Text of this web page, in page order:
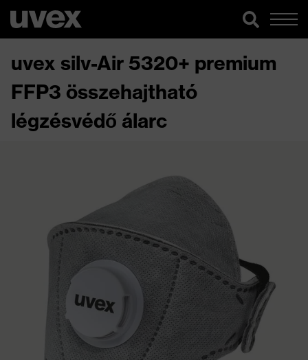
uvex silv-Air 5320+ premium
FFP3 összehajtható
légzésvédő álarc